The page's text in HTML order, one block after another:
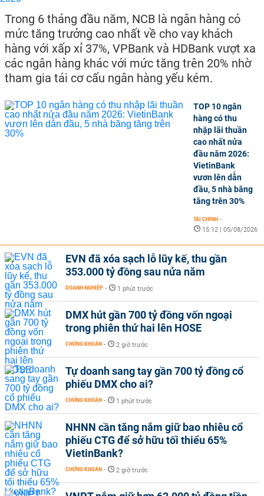
Trong 6 tháng đầu năm, NCB là ngân hàng có
mức tăng trưởng cao nhất về cho vay khách
hàng với xấp xỉ 37%, VPBank và HDBank vượt xa
các ngân hàng khác với mức tăng trên 20% nhờ
tham gia tái cơ cấu ngân hàng yếu kém.
TOP 10 ngân
hàng có thu
nhập lãi thuần
cao nhất nửa
đầu năm 2026:
VietinBank
vươn lên dẫn
đầu, 5 nhà băng
tăng trên 30%
TÀI CHÍNH -
15:12 | 05/08/2026
EVN đã xóa sạch lỗ lũy kế, thu gần
353.000 tỷ đồng sau nửa năm
DOANH NGHIỆP - 1 phút trước
DMX hút gần 700 tỷ đồng vốn ngoại
trong phiên thứ hai lên HOSE
CHỨNG KHOÁN - 2 giờ trước
Tự doanh sang tay gần 700 tỷ đồng cổ
phiếu DMX cho ai?
CHỨNG KHOÁN - 1 phút trước
NHNN cần tăng nắm giữ bao nhiêu cổ
phiếu CTG để sở hữu tối thiểu 65%
VietinBank?
CHỨNG KHOÁN - 2 giờ trước